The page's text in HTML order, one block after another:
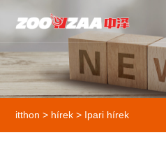
itthon > hírek > Ipari hírek